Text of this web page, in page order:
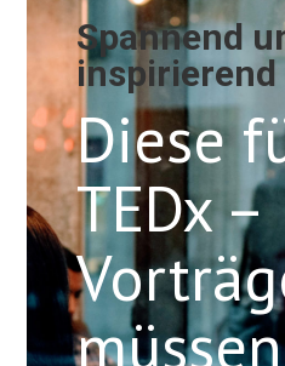
Spannend
inspirierend
Diese
TEDx –